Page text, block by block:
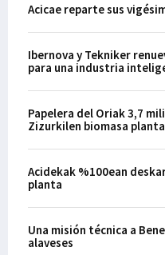
Acicae reparte sus
Ibernova y Tekniker
para una industria
Papelera del Oriak 3,7
Zizurkilen biomasa
Acidekak %100ean
planta
Una misión técnica a
alaveses